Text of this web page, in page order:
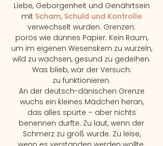
Liebe, Geborgenheit und Genährtsein
mit Scham, Schuld und Kontrolle
verwechselt wurden. Grenzen:
porös wie dünnes Papier. Kein Raum,
um im eigenen Wesenskern zu wurzeln,
wild zu wachsen, gesund zu gedeihen.
Was blieb, war der Versuch:
zu funktionieren.
An der deutsch-dänischen Grenze
wuchs ein kleines Mädchen heran,
das alles spürte – aber nichts
benennen durfte. Zu laut, wenn der
Schmerz zu groß wurde. Zu leise,